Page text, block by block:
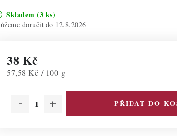
Skladem (3 ks)
12.8.2026
38 Kč
Měrná cena:
57,58 Kč / 100 g
PŘIDAT DO